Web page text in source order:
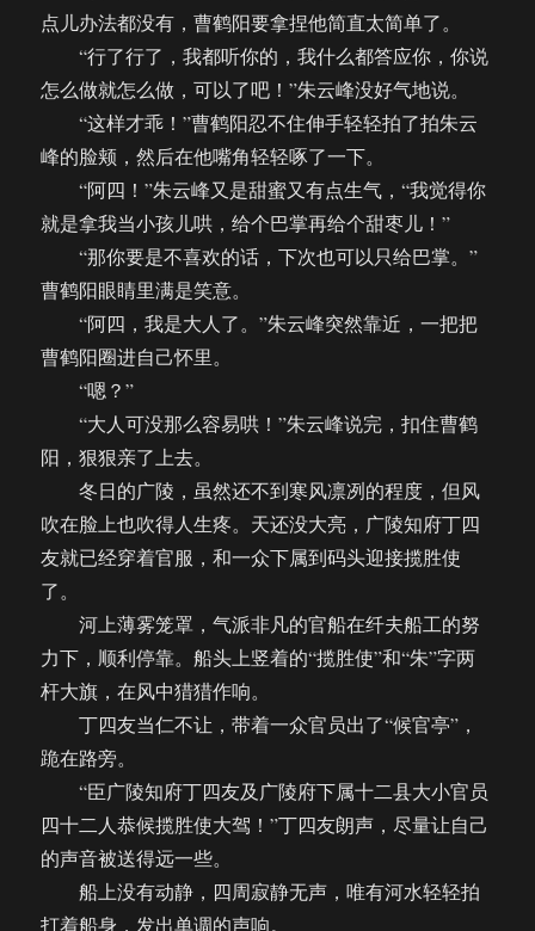
点儿办法都没有，曹鹤阳要拿捏他简直太简单了。
“行了行了，我都听你的，我什么都答应你，你说
怎么做就怎么做，可以了吧！”朱云峰没好气地说。
“这样才乖！”曹鹤阳忍不住伸手轻轻拍了拍朱云
峰的脸颊，然后在他嘴角轻轻啄了一下。
“阿四！”朱云峰又是甜蜜又有点生气，“我觉得你
就是拿我当小孩儿哄，给个巴掌再给个甜枣儿！”
“那你要是不喜欢的话，下次也可以只给巴掌。”
曹鹤阳眼睛里满是笑意。
“阿四，我是大人了。”朱云峰突然靠近，一把把
曹鹤阳圈进自己怀里。
“嗯？”
“大人可没那么容易哄！”朱云峰说完，扣住曹鹤
阳，狠狠亲了上去。
冬日的广陵，虽然还不到寒风凛冽的程度，但风
吹在脸上也吹得人生疼。天还没大亮，广陵知府丁四
友就已经穿着官服，和一众下属到码头迎接揽胜使
了。
河上薄雾笼罩，气派非凡的官船在纤夫船工的努
力下，顺利停靠。船头上竖着的“揽胜使”和“朱”字两
杆大旗，在风中猎猎作响。
丁四友当仁不让，带着一众官员出了“候官亭”，
跪在路旁。
“臣广陵知府丁四友及广陵府下属十二县大小官员
四十二人恭候揽胜使大驾！”丁四友朗声，尽量让自己
的声音被送得远一些。
船上没有动静，四周寂静无声，唯有河水轻轻拍
打着船身，发出单调的声响。